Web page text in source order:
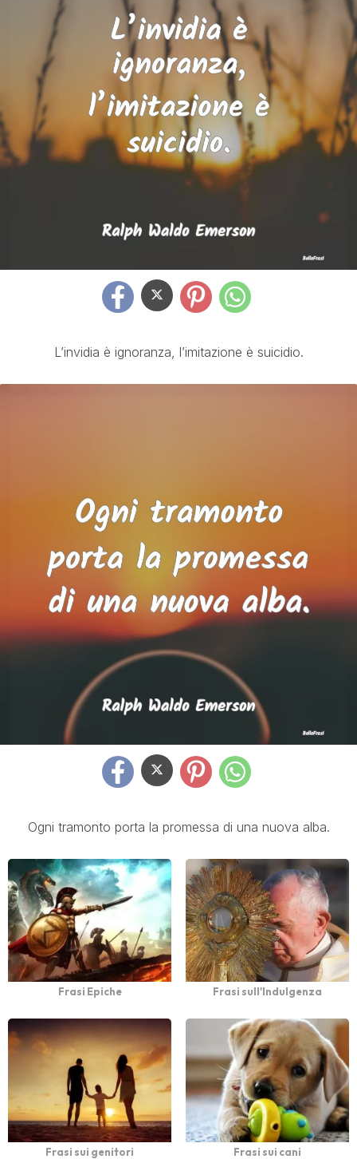
L’invidia è ignoranza, l’imitazione è suicidio.
Ogni tramonto porta la promessa di una nuova alba.
Frasi Epiche Frasi sull'Indulgenza
Frasi sui genitori Frasi sui cani